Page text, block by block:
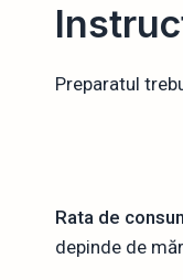
Preparatul
Rata de
depinde de